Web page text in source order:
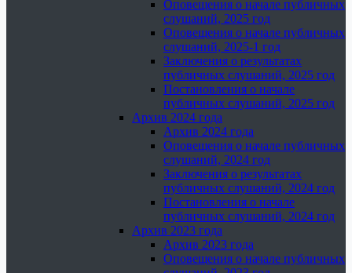
Оповещения о начале публичных
слушаний, 2025 год
Оповещения о начале публичных
слушаний, 2025-1 год
Заключения о результатах
публичных слушаний, 2025 год
Постановления о начале
публичных слушаний, 2025 год
Архив 2024 года
Архив 2024 года
Оповещения о начале публичных
слушаний, 2024 год
Заключения о результатах
публичных слушаний, 2024 год
Постановления о начале
публичных слушаний, 2024 год
Архив 2023 года
Архив 2023 года
Оповещения о начале публичных